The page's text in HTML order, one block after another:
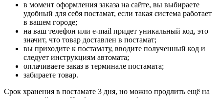
в момент оформления заказа на сайте, вы выбираете
удобный для себя постамат, если такая система работает
в вашем городе;
на ваш телефон или e-mail придет уникальный код, это
значит, что товар доставлен в постамат;
вы приходите к постамату, вводите полученный код и
следует инструкциям автомата;
оплачиваете заказ в терминале постамата;
забираете товар.
Срок хранения в постамате 3 дня, но можно продлить ещё на